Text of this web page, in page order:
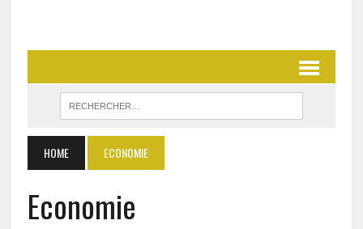
HOME ECONOMIE
Economie